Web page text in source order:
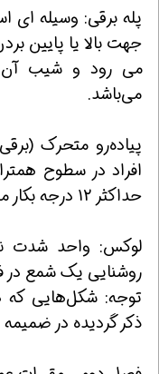
پله برقی: وسیله ای
جهت بالا یا پایین
می‌باشد.
پیاده‌رو متحرک
افراد در سطوح
حداکثر 12 درجه بکار می رود.
لوکس: واحد شدت
روشنایی یک شمع در
توجه: شکل‌هایی که
ذکر گردیده در